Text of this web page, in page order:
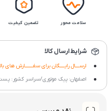
سلامت محور تضمین کیفیت
شرایط ارسال کالا
ارســــال رایـــــگان برای سفــــــــارش های بالای 4.000,000
اصفهان: پیک موتوری/سراسر کشور: پست